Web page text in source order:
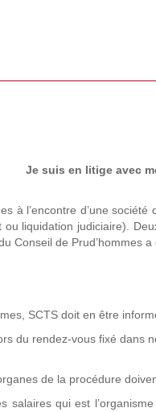
Je suis en litige avec
à l’encontre d’une
ou liquidation judiciaire).
Conseil de Prud’hommes
SCTS doit en être
du rendez-vous fixé dans
de la procédure
salaires qui est